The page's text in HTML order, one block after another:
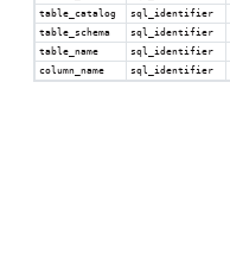
table_catalog sql_identifier
table_schema sql_identifier
table_name sql_identifier
column_name sql_identifier